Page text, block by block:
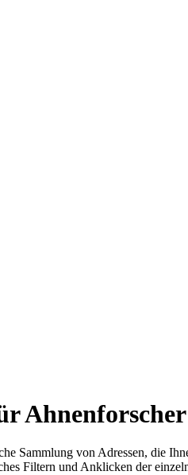
Ahnenforscher
Sammlung von Adressen, die
Filtern und Anklicken der